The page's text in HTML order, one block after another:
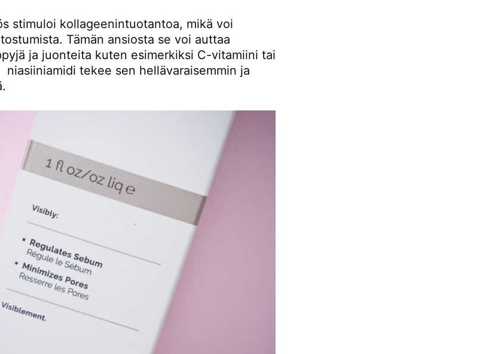
stimuloi kollageenintuotantoa, mikä voi
Tämän ansiosta se voi auttaa
ja juonteita kuten esimerkiksi C-vitamiini tai
tekee sen hellävaraisemmin ja